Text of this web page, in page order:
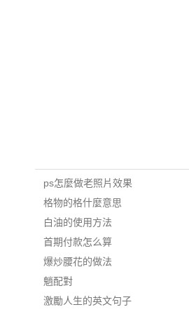
ps怎麼做老照片效果
格物的格什麼意思
白油的使用方法
首期付款怎么算
爆炒腰花的做法
魈配對
激勵人生的英文句子